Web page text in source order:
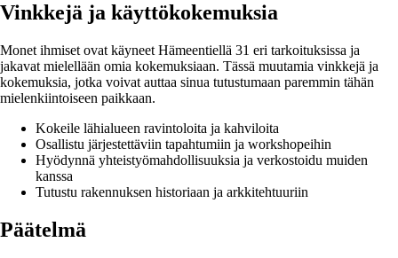
Vinkkejä ja käyttökokemuksia
Monet ihmiset ovat käyneet Hämeentiellä 31 eri tarkoituksissa ja
jakavat mielellään omia kokemuksiaan. Tässä muutamia vinkkejä ja
kokemuksia, jotka voivat auttaa sinua tutustumaan paremmin tähän
mielenkiintoiseen paikkaan.
Kokeile lähialueen ravintoloita ja kahviloita
Osallistu järjestettäviin tapahtumiin ja workshopeihin
Hyödynnä yhteistyömahdollisuuksia ja verkostoidu muiden
kanssa
Tutustu rakennuksen historiaan ja arkkitehtuuriin
Päätelmä